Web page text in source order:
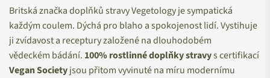
Britská značka doplňků stravy Vegetology je sympatická
každým coulem. Dýchá pro blaho a spokojenost lidí. Vystihuje
ji zvídavost a receptury založené na dlouhodobém
vědeckém bádání. 100% rostlinné doplňky stravys certifikací
Vegan Societyjsou přitom vyvinuté na míru modernímu